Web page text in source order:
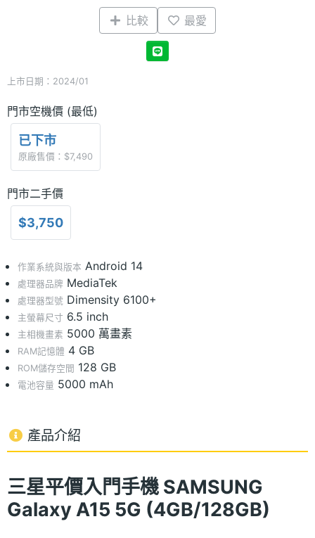
比較 最愛
上市日期：2024/01
門市空機價 (最低)
已下市
原廠售價：$7,490
門市二手價
$3,750
作業系統與版本 Android 14
處理器品牌 MediaTek
處理器型號 Dimensity 6100+
主螢幕尺寸 6.5 inch
主相機畫素 5000 萬畫素
RAM記憶體 4 GB
ROM儲存空間 128 GB
電池容量 5000 mAh
產品介紹
三星平價入門手機 SAMSUNG
Galaxy A15 5G (4GB/128GB)